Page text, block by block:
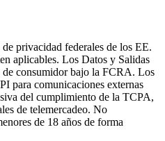
privacidad federales de los EE.
aplicables. Los Datos y Salidas
consumidor bajo la FCRA. Los
para comunicaciones externas
del cumplimiento de la TCPA,
de telemercadeo. No
de 18 años de forma